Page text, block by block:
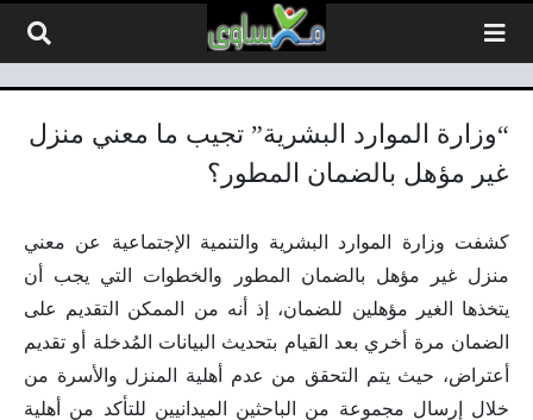
“وزارة الموارد البشرية” تجيب ما معني منزل
غير مؤهل بالضمان المطور؟
كشفت وزارة الموارد البشرية والتنمية الإجتماعية عن معني
منزل غير مؤهل بالضمان المطور والخطوات التي يجب أن
يتخذها الغير مؤهلين للضمان، إذ أنه من الممكن التقديم على
الضمان مرة أخري بعد القيام بتحديث البيانات المُدخلة أو تقديم
أعتراض، حيث يتم التحقق من عدم أهلية المنزل والأسرة من
خلال إرسال مجموعة من الباحثين الميدانيين للتأكد من أهلية